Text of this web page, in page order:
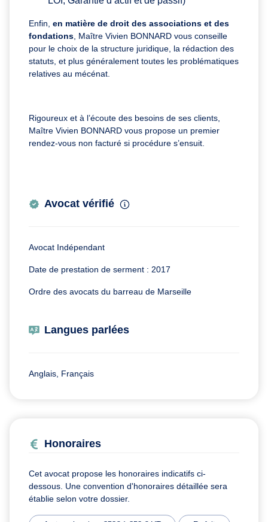
Enfin, en matière de droit des associations et des
fondations, Maître Vivien BONNARD vous conseille
pour le choix de la structure juridique, la rédaction des
statuts, et plus généralement toutes les problématiques
relatives au mécénat.
Rigoureux et à l’écoute des besoins de ses clients,
Maître Vivien BONNARD vous propose un premier
rendez-vous non facturé si procédure s’ensuit.
Avocat vérifié
Avocat Indépendant
Date de prestation de serment : 2017
Ordre des avocats du barreau de Marseille
Langues parlées
Anglais, Français
Honoraires
Cet avocat propose les honoraires indicatifs ci-
dessous. Une convention d'honoraires détaillée sera
établie selon votre dossier.